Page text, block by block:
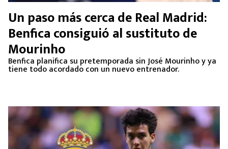
Un paso más cerca de Real Madrid:
Benfica consiguió al sustituto de
Mourinho
Benfica planifica su pretemporada sin José Mourinho y ya
tiene todo acordado con un nuevo entrenador.